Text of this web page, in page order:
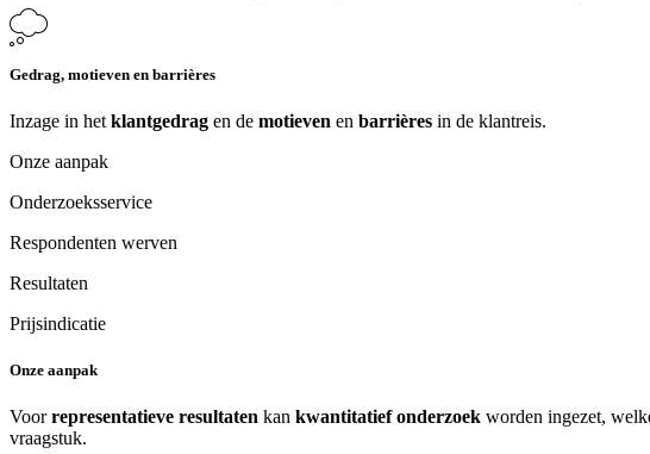
Gedrag, motieven en barrières
Inzage in het klantgedrag en de motieven en barrières in de klantreis.
Onze aanpak
Onderzoeksservice
Respondenten werven
Resultaten
Prijsindicatie
Onze aanpak
Voorrepresentatieve resultaten kan kwantitatief onderzoek worden ingezet,
vraagstuk.